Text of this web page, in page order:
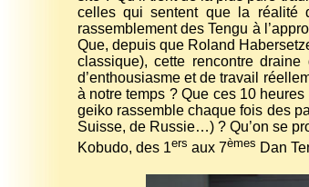
celles qui sentent que la réalité
rassemblement des Tengu à
Que, depuis que Roland
classique), cette rencontre
d’enthousiasme et de travail
à notre temps ? Que ces 10
geiko rassemble chaque fois des
Suisse, de Russie…) ? Qu’on se
Kobudo, des 1ers aux 7èmes Dan